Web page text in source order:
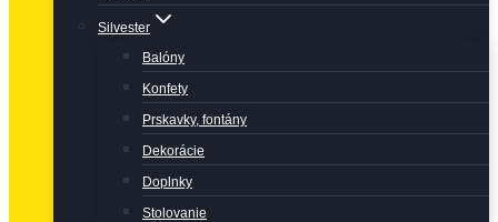
Silvester
Balóny
Konfety
Prskavky, fontány
Dekorácie
Doplnky
Stolovanie